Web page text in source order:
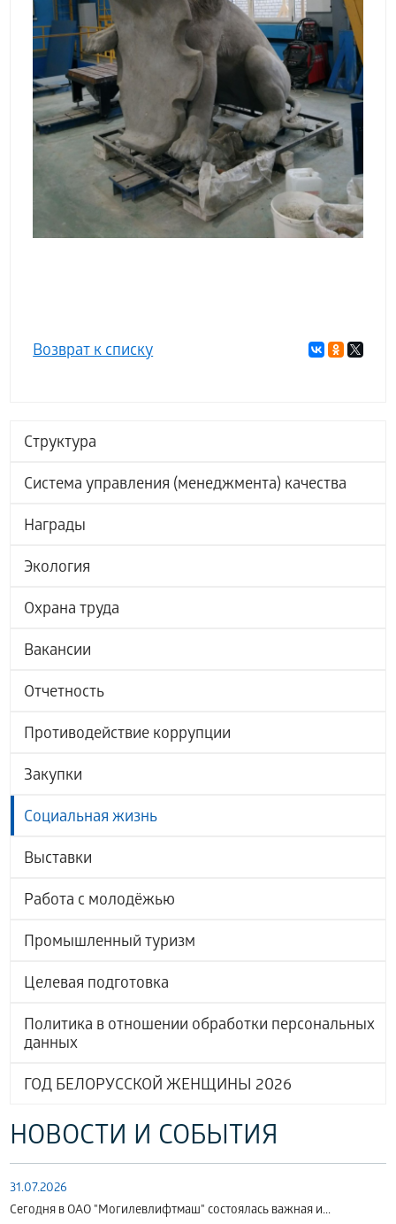
Структура
Система управления (менеджмента) качества
Награды
Экология
Охрана труда
Вакансии
Отчетность
Противодействие коррупции
Закупки
Социальная жизнь
Выставки
Работа с молодёжью
Промышленный туризм
Целевая подготовка
Политика в отношении обработки персональных
данных
ГОД БЕЛОРУССКОЙ ЖЕНЩИНЫ 2026
НОВОСТИ И СОБЫТИЯ
31.07.2026
Сегодня в ОАО "Могилевлифтмаш" состоялась важная и...
Возврат к списку